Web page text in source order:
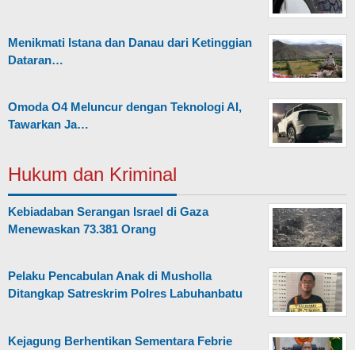
Menikmati Istana dan Danau dari Ketinggian
Dataran…
Omoda O4 Meluncur dengan Teknologi AI,
Tawarkan Ja…
Hukum dan Kriminal
Kebiadaban Serangan Israel di Gaza
Menewaskan 73.381 Orang
Pelaku Pencabulan Anak di Musholla
Ditangkap Satreskrim Polres Labuhanbatu
Kejagung Berhentikan Sementara Febrie